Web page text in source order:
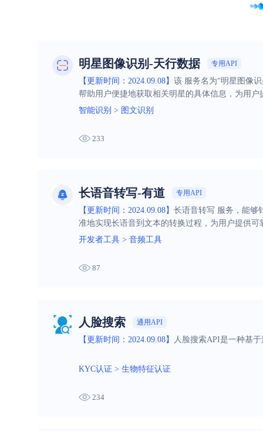
明星图像识别-天行数据 专用API
【更新时间：2024.09.08】 该 服务名为“明星图像
帮助用户便捷地获取相关明星的具体信息，为用
智能识别 > 图文识别
233
长语音转写-有道 专用API
【更新时间：2024.09.08】 长语音转写 服务，能够
准地实现长语音到文本的转换过程，为用户提供可
开发者工具 > 音频工具
87
人脸搜索 通用API
【更新时间：2024.09.08】 人脸搜索API是一种基
KYC认证 > 生物特征认证
234